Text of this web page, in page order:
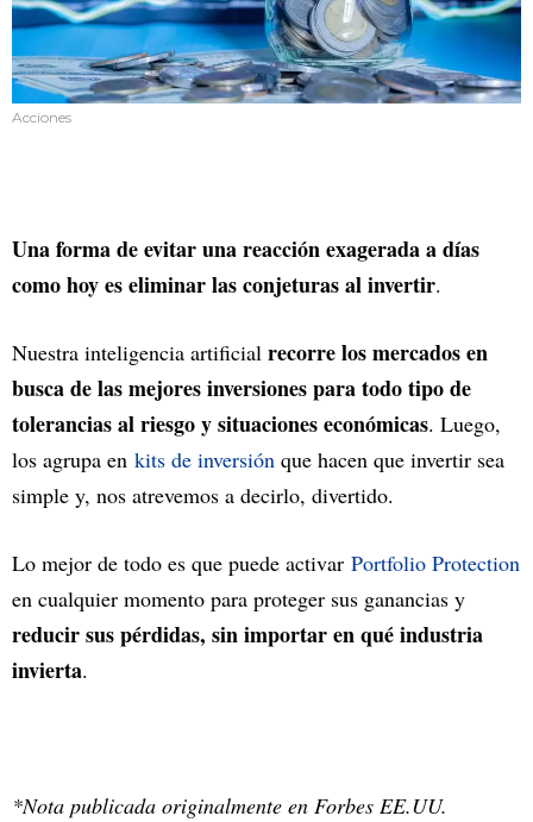
Acciones
Una forma de evitar una reacción exagerada a días
como hoy es eliminar las conjeturas al invertir.
Nuestra inteligencia artificial recorre los mercados en
busca de las mejores inversiones para todo tipo de
tolerancias al riesgo y situaciones económicas. Luego,
los agrupa en kits de inversión que hacen que invertir sea
simple y, nos atrevemos a decirlo, divertido.
Lo mejor de todo es que puede activar Portfolio Protection
en cualquier momento para proteger sus ganancias y
reducir sus pérdidas, sin importar en qué industria
invierta.
*Nota publicada originalmente en Forbes EE.UU.